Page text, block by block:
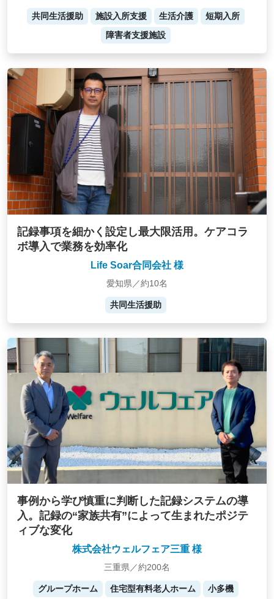
共同生活援助 施設入所支援 生活介護
短期入所
障害者支援施設
記録事項を細かく設定し最大限活用。ケアコラ
ボ導入で業務を効率化
Life Soar合同会社 様
愛知県／約10名
共同生活援助
事例から学び慎重に判断した記録システムの導
入。記録の“家族共有”によって生まれたポジテ
ィブな変化
株式会社ウェルフェア三重 様
三重県／約200名
グループホーム 住宅型有料老人ホーム 小多機